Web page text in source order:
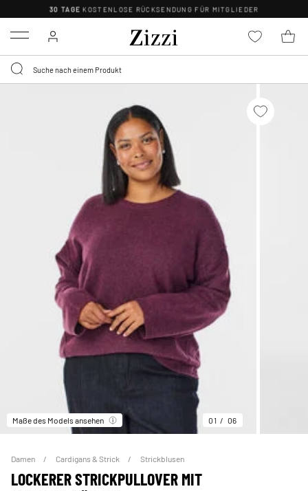
30 TAGE KOSTENLOSE RÜCKSENDUNG FÜR MITGLIEDER
Menu
Maße des Models ansehen 01 06
Damen Cardigans & Strick Strickblusen
LOCKERER STRICKPULLOVER MIT